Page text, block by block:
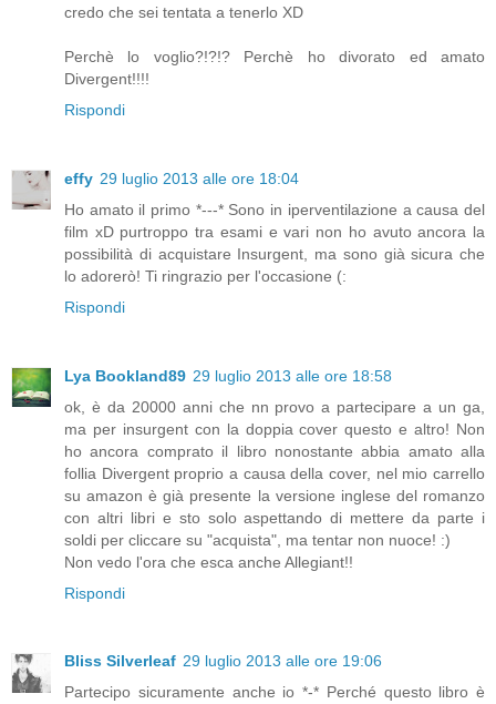
credo che sei tentata a tenerlo XD
Perchè lo voglio?!?!? Perchè ho divorato ed amato
Divergent!!!!
Rispondi
effy 29 luglio 2013 alle ore 18:04
Ho amato il primo *---* Sono in iperventilazione a causa del
film xD purtroppo tra esami e vari non ho avuto ancora la
possibilità di acquistare Insurgent, ma sono già sicura che
lo adorerò! Ti ringrazio per l'occasione (:
Rispondi
Lya Bookland89 29 luglio 2013 alle ore 18:58
ok, è da 20000 anni che nn provo a partecipare a un ga,
ma per insurgent con la doppia cover questo e altro! Non
ho ancora comprato il libro nonostante abbia amato alla
follia Divergent proprio a causa della cover, nel mio carrello
su amazon è già presente la versione inglese del romanzo
con altri libri e sto solo aspettando di mettere da parte i
soldi per cliccare su "acquista", ma tentar non nuoce! :)
Non vedo l'ora che esca anche Allegiant!!
Rispondi
Bliss Silverleaf 29 luglio 2013 alle ore 19:06
Partecipo sicuramente anche io *-* Perché questo libro è